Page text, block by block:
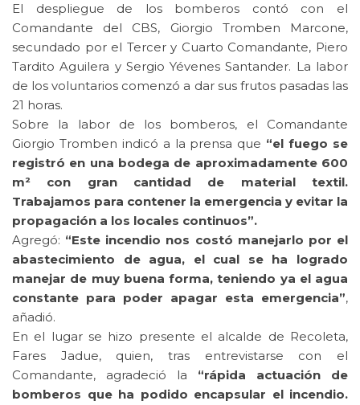
El despliegue de los bomberos contó con el
Comandante del CBS, Giorgio Tromben Marcone,
secundado por el Tercer y Cuarto Comandante, Piero
Tardito Aguilera y Sergio Yévenes Santander. La labor
de los voluntarios comenzó a dar sus frutos pasadas las
21 horas.
Sobre la labor de los bomberos, el Comandante
Giorgio Tromben indicó a la prensa que “el fuego se
registró en una bodega de aproximadamente 600
m² con gran cantidad de material textil.
Trabajamos para contener la emergencia y evitar la
propagación a los locales continuos”.
Agregó: “Este incendio nos costó manejarlo por el
abastecimiento de agua, el cual se ha logrado
manejar de muy buena forma, teniendo ya el agua
constante para poder apagar esta emergencia”,
añadió.
En el lugar se hizo presente el alcalde de Recoleta,
Fares Jadue, quien, tras entrevistarse con el
Comandante, agradeció la “rápida actuación de
bomberos que ha podido encapsular el incendio.